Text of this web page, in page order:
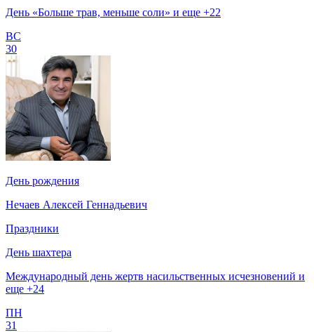
День «Больше трав, меньше соли» и еще +22
ВС
30
День рождения
Нечаев Алексей Геннадьевич
Праздники
День шахтера
Международный день жертв насильственных исчезновений и
еще +24
ПН
31